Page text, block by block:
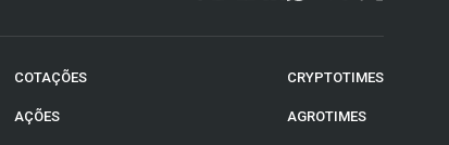
COTAÇÕES
AÇÕES
CRYPTOTIMES
AGROTIMES